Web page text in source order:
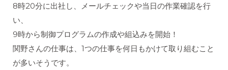
8時20分に出社し、メールチェックや当日の作業確認を行
い、
9時から制御プログラムの作成や組込みを開始！
関野さんの仕事は、1つの仕事を何日もかけて取り組むこと
が多いそうです。